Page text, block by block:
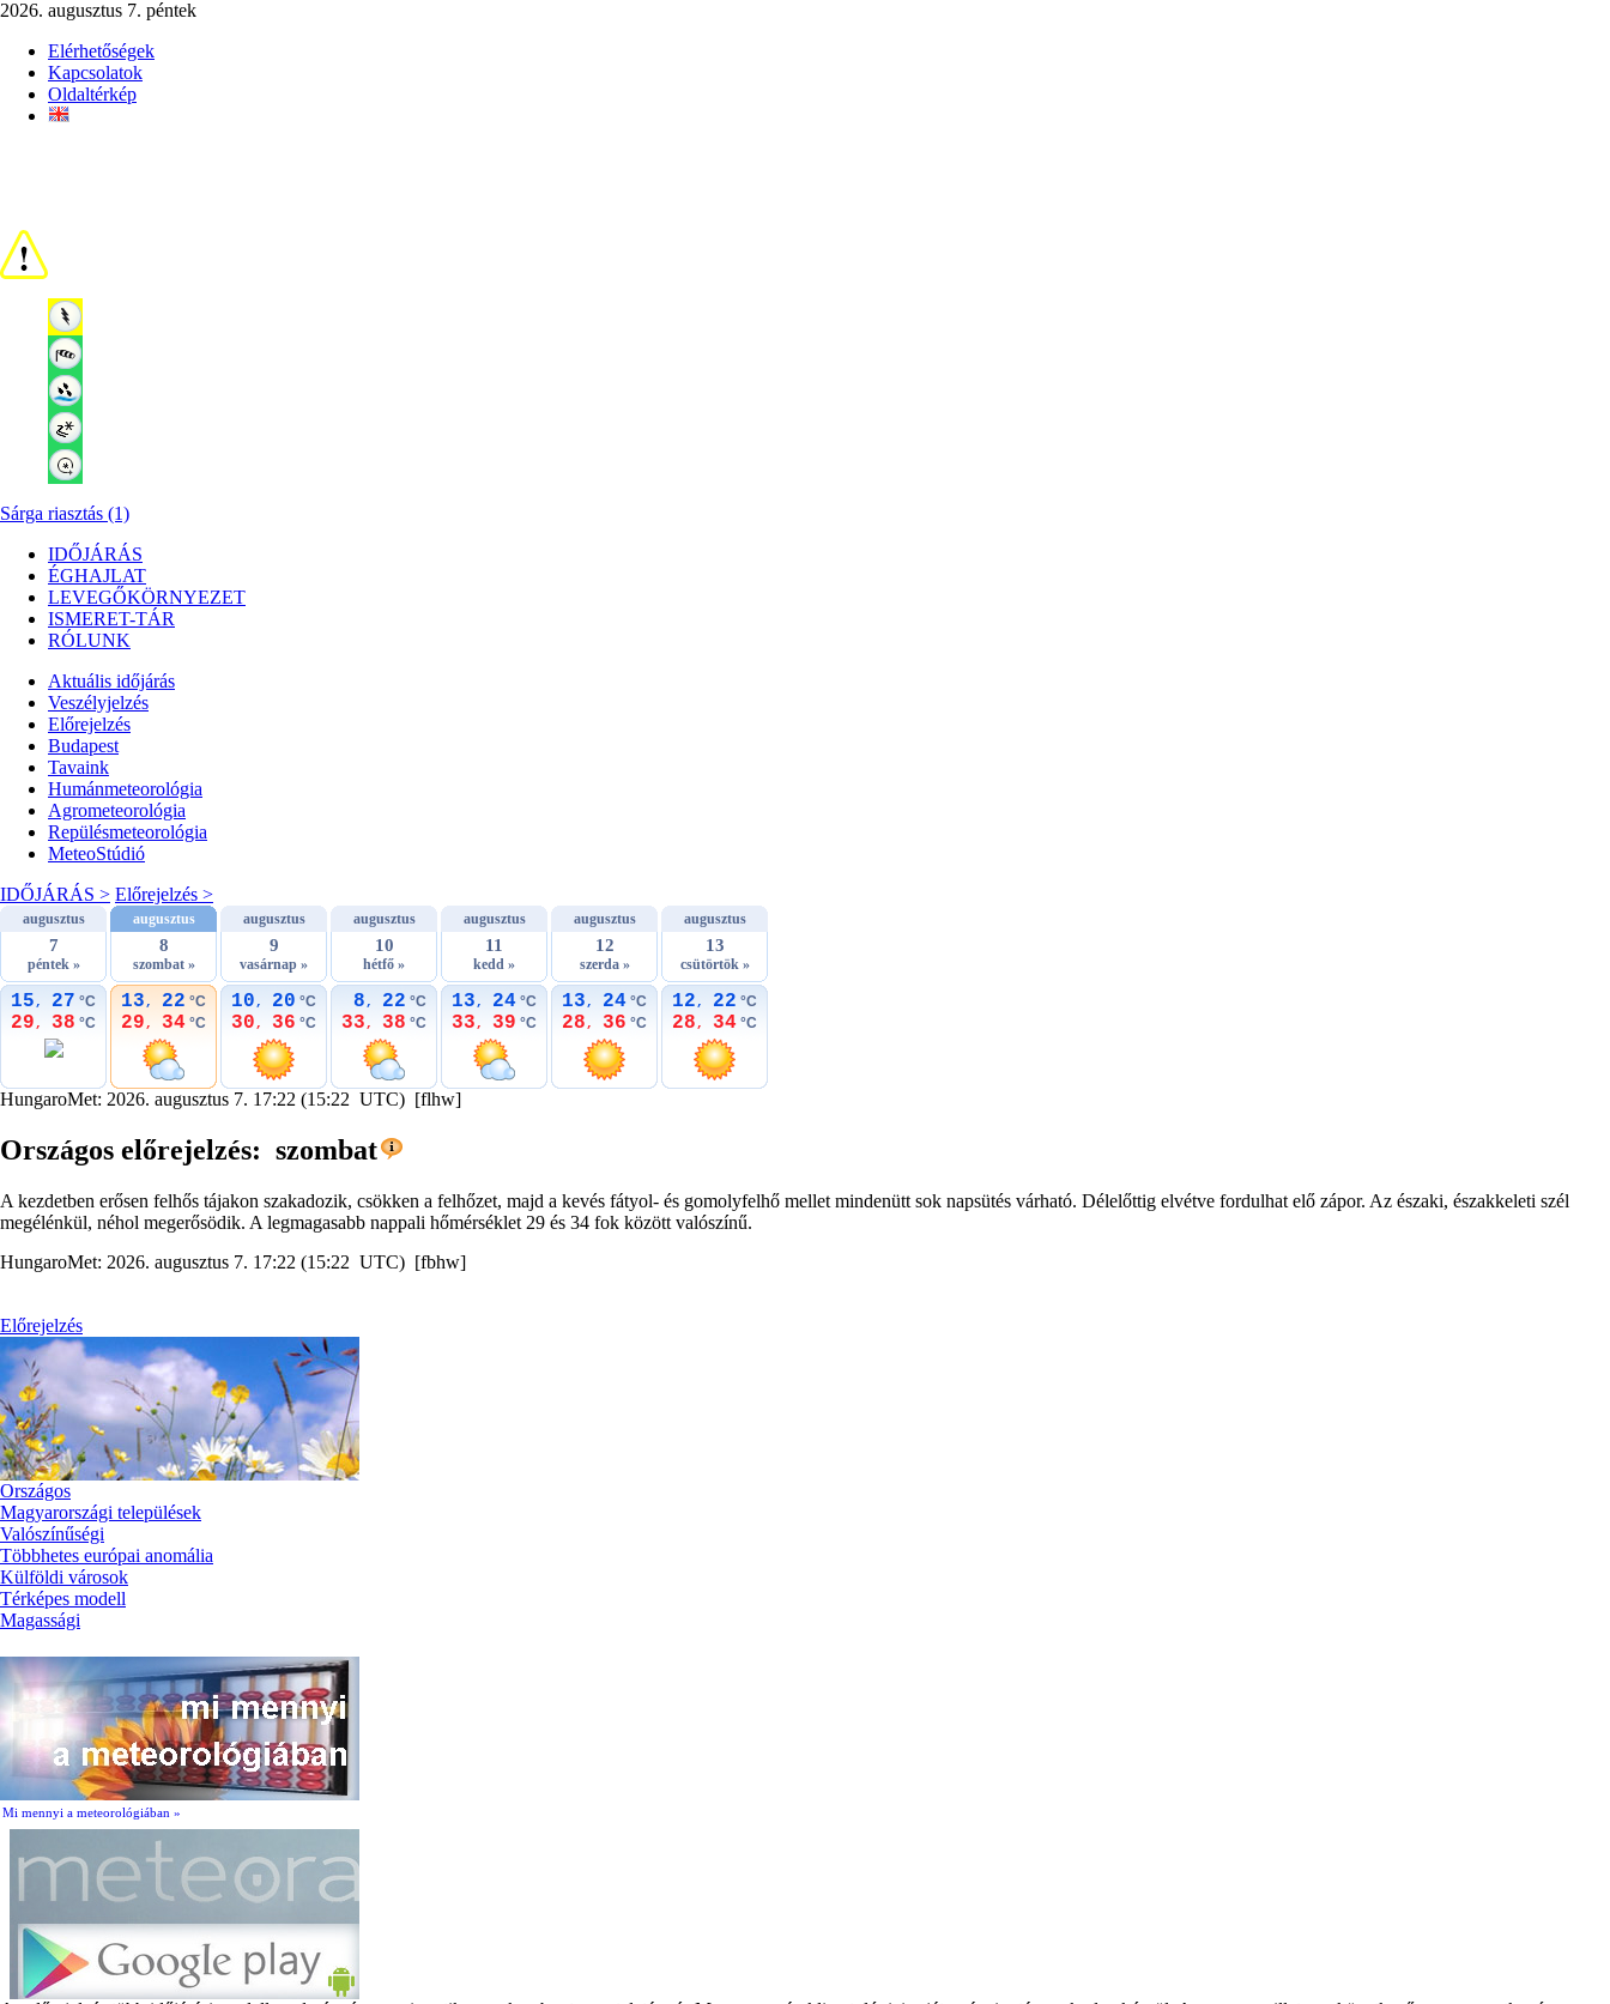
2026. augusztus 7. péntek
Elérhetőségek
Kapcsolatok
Oldaltérkép
Sárga riasztás (1)
IDŐJÁRÁS
ÉGHAJLAT
LEVEGŐKÖRNYEZET
ISMERET-TÁR
RÓLUNK
Aktuális időjárás
Veszélyjelzés
Előrejelzés
Budapest
Tavaink
Humánmeteorológia
Agrometeorológia
Repülésmeteorológia
MeteoStúdió
IDŐJÁRÁS > Előrejelzés >
augusztus
7
péntek »
15, 27 °C
29, 38 °C
augusztus
8
szombat »
13, 22 °C
29, 34 °C
augusztus
9
vasárnap »
10, 20 °C
30, 36 °C
augusztus
10
hétfő »
8, 22 °C
33, 38 °C
augusztus
11
kedd »
13, 24 °C
33, 39 °C
augusztus
12
szerda »
13, 24 °C
28, 36 °C
augusztus
13
csütörtök »
12, 22 °C
28, 34 °C
HungaroMet: 2026. augusztus 7. 17:22 (15:22 UTC) [flhw]
Országos előrejelzés: szombat
A kezdetben erősen felhős tájakon szakadozik, csökken a felhőzet, majd a kevés fátyol- és gomolyfelhő mellet mindenütt sok napsütés várható. Délelőttig elvétve fordulhat elő zápor. Az északi, északkeleti szél
megélénkül, néhol megerősödik. A legmagasabb nappali hőmérséklet 29 és 34 fok között valószínű.
HungaroMet: 2026. augusztus 7. 17:22 (15:22 UTC) [fbhw]
Előrejelzés
Országos
Magyarországi települések
Valószínűségi
Többhetes európai anomália
Külföldi városok
Térképes modell
Magassági
Mi mennyi a meteorológiában »